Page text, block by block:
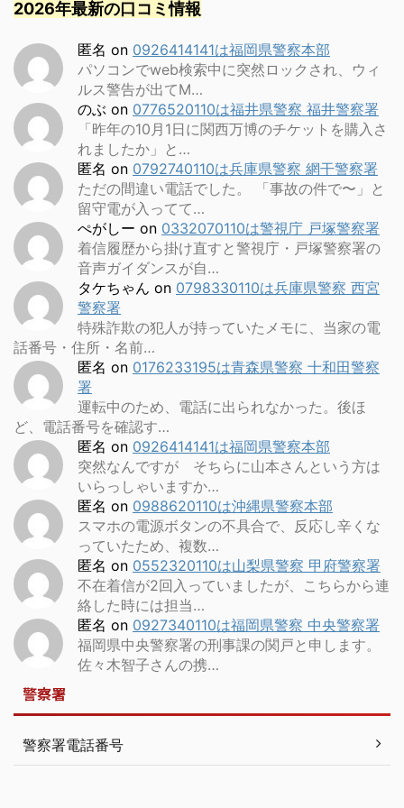
2026年最新の口コミ情報
匿名 on 0926414141は福岡県警察本部
パソコンでweb検索中に突然ロックされ、ウィ
ルス警告が出てM…
のぶ on 0776520110は福井県警察 福井警察署
「昨年の10月1日に関西万博のチケットを購入さ
れましたか」と…
匿名 on 0792740110は兵庫県警察 網干警察署
ただの間違い電話でした。 「事故の件で〜」と
留守電が入ってて…
ぺがしー on 0332070110は警視庁 戸塚警察署
着信履歴から掛け直すと警視庁・戸塚警察署の
音声ガイダンスが自…
タケちゃん on 0798330110は兵庫県警察 西宮
警察署
特殊詐欺の犯人が持っていたメモに、当家の電
話番号・住所・名前…
匿名 on 0176233195は青森県警察 十和田警察
署
運転中のため、電話に出られなかった。後ほ
ど、電話番号を確認す…
匿名 on 0926414141は福岡県警察本部
突然なんですが そちらに山本さんという方は
いらっしゃいますか…
匿名 on 0988620110は沖縄県警察本部
スマホの電源ボタンの不具合で、反応し辛くな
っていたため、複数…
匿名 on 0552320110は山梨県警察 甲府警察署
不在着信が2回入っていましたが、こちらから連
絡した時には担当…
匿名 on 0927340110は福岡県警察 中央警察署
福岡県中央警察署の刑事課の関戸と申します。
佐々木智子さんの携…
警察署
警察署電話番号